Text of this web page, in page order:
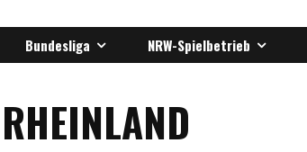
Bundesliga NRW-Spielbetrieb